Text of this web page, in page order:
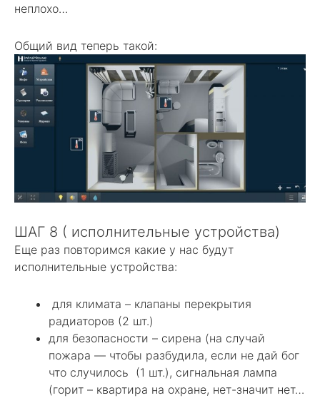
неплохо…
Общий вид теперь такой:
ШАГ 8 ( исполнительные устройства)
Еще раз повторимся какие у нас будут
исполнительные устройства:
для климата – клапаны перекрытия
радиаторов (2 шт.)
для безопасности – сирена (на случай
пожара — чтобы разбудила, если не дай бог
что случилось (1 шт.), сигнальная лампа
(горит – квартира на охране, нет-значит нет…